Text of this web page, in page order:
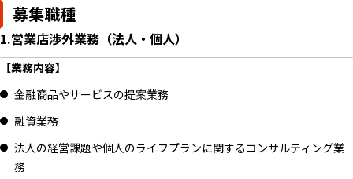
募集職種
1.営業店渉外業務（法人・個人）
【業務内容】
金融商品やサービスの提案業務
融資業務
法人の経営課題や個人のライフプランに関するコンサルティング業
務